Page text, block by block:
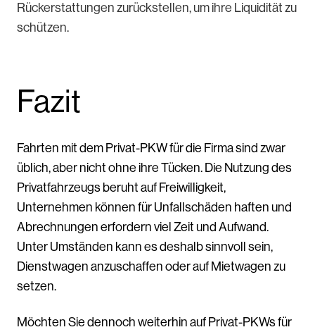
Rückerstattungen zurückstellen, um ihre Liquidität zu
schützen.
Fazit
Fahrten mit dem Privat-PKW für die Firma sind zwar
üblich, aber nicht ohne ihre Tücken. Die Nutzung des
Privatfahrzeugs beruht auf Freiwilligkeit,
Unternehmen können für Unfallschäden haften und
Abrechnungen erfordern viel Zeit und Aufwand.
Unter Umständen kann es deshalb sinnvoll sein,
Dienstwagen anzuschaffen oder auf Mietwagen zu
setzen.
Möchten Sie dennoch weiterhin auf Privat-PKWs für